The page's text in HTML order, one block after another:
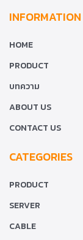
INFORMATION
HOME
PRODUCT
บทความ
ABOUT US
CONTACT US
CATEGORIES
PRODUCT
SERVER
CABLE